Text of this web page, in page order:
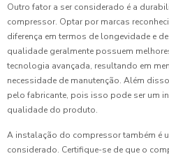
Outro fator a ser considerado é a
compressor. Optar por marcas
diferença em termos de longevidade e
qualidade geralmente possuem
tecnologia avançada, resultando em
necessidade de manutenção. Além
pelo fabricante, pois isso pode ser um
qualidade do produto.
A instalação do compressor também é
considerado. Certifique-se de que o